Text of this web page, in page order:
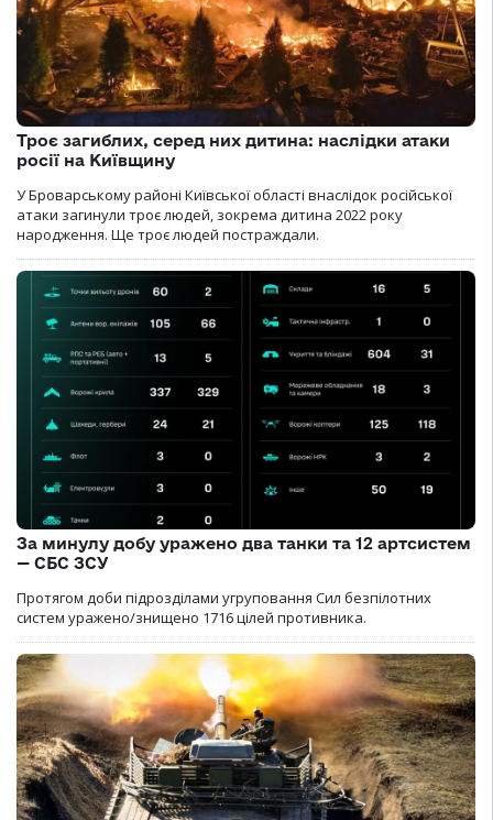
Троє загиблих, серед них дитина: наслідки атаки
росії на Київщину
У Броварському районі Київської області внаслідок російської
атаки загинули троє людей, зокрема дитина 2022 року
народження. Ще троє людей постраждали.
За минулу добу уражено два танки та 12 артсистем
— СБС ЗСУ
Протягом доби підрозділами угруповання Сил безпілотних
систем уражено/знищено 1716 цілей противника.